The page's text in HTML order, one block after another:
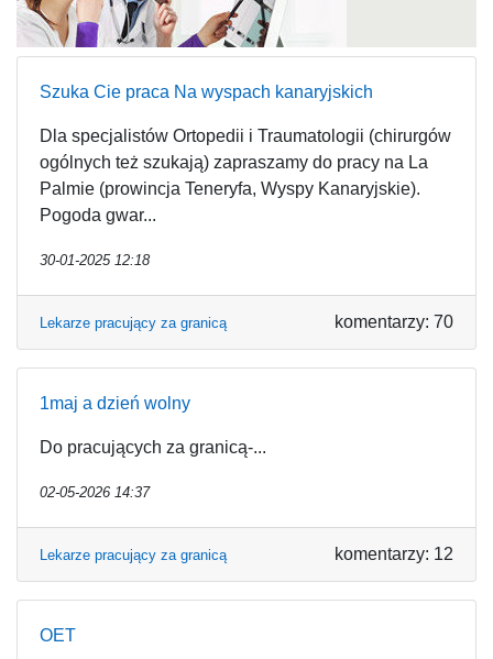
Szuka Cie praca Na wyspach kanaryjskich
Dla specjalistów Ortopedii i Traumatologii (chirurgów
ogólnych też szukają) zapraszamy do pracy na La
Palmie (prowincja Teneryfa, Wyspy Kanaryjskie).
Pogoda gwar...
30-01-2025 12:18
Lekarze pracujący za granicą komentarzy: 70
1maj a dzień wolny
Do pracujących za granicą-...
02-05-2026 14:37
Lekarze pracujący za granicą komentarzy: 12
OET